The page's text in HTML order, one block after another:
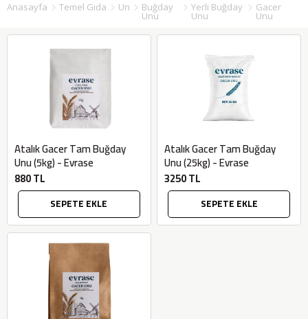
Anasayfa Temel Gıda Un Buğday
Unu
Yerli Buğday
Unu
Gacer
Unu
Atalık Gacer Tam Buğday
Unu (5kg) - Evrase
880 TL
SEPETE EKLE
Atalık Gacer Tam Buğday
Unu (25kg) - Evrase
3250 TL
SEPETE EKLE